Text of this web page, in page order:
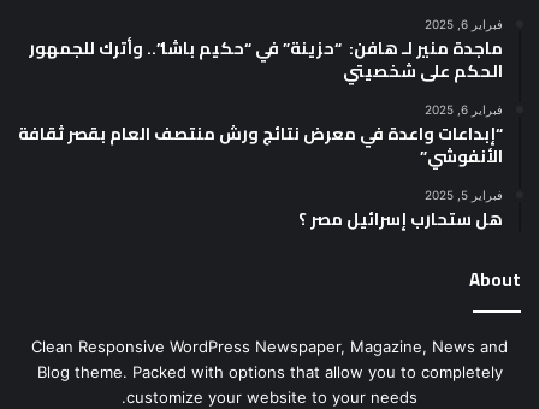
فبراير 6, 2025
ماجدة منير لـ هافن: “حزينة” في “حكيم باشا”.. وأترك للجمهور
الحكم على شخصيتي
فبراير 6, 2025
“إبداعات واعدة في معرض نتائج ورش منتصف العام بقصر ثقافة
الأنفوشي”
فبراير 5, 2025
هل ستحارب إسرائيل مصر ؟
About
Clean Responsive WordPress Newspaper, Magazine, News and
Blog theme. Packed with options that allow you to completely
customize your website to your needs.